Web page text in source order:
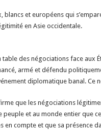
et européens qui
en Asie occidentale.
table des négociations face
armé et défendu
diplomatique banal.
que les négociations
et au monde entier que
en compte et que sa présence